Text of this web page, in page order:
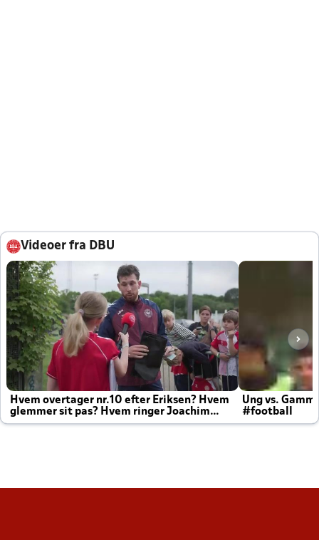
Videoer fra DBU
Hvem overtager nr.10 efter Eriksen? Hvem
glemmer sit pas? Hvem ringer Joachim
altid til efter kampe?
Ung vs.
#football